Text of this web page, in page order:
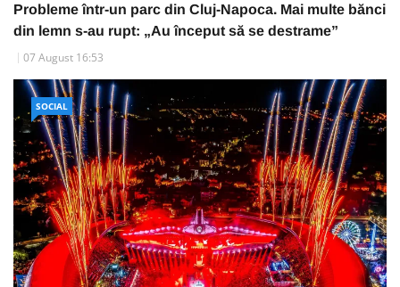
Probleme într-un parc din Cluj-Napoca. Mai multe bănci
din lemn s-au rupt: „Au început să se destrame”
07 August 16:53
SOCIAL